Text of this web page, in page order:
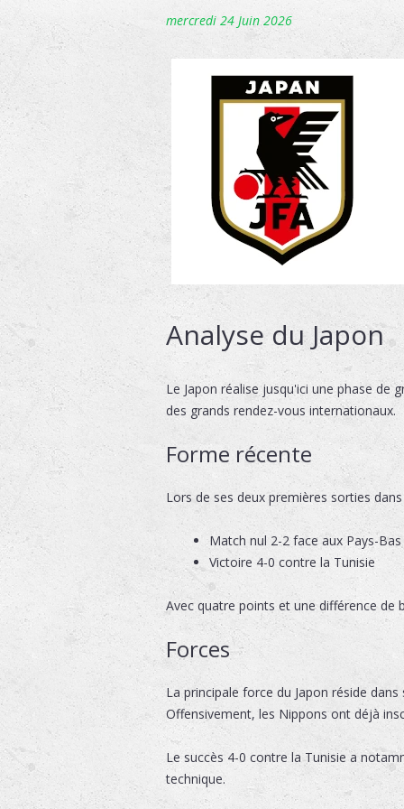
mercredi 24 Juin 2026
Analyse du Japon
Le Japon réalise jusqu'ici une phase de
des grands rendez-vous internationaux.
Forme récente
Lors de ses deux premières sorties
Match nul 2-2 face aux Pays-Bas
Victoire 4-0 contre la Tunisie
Avec quatre points et une différence de
Forces
La principale force du Japon réside
Offensivement, les Nippons ont déjà
Le succès 4-0 contre la Tunisie a
technique.